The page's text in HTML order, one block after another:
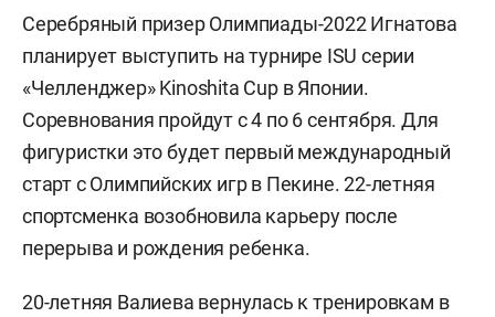
Серебряный призер Олимпиады-2022 Игнатова
планирует выступить на турнире ISU серии
«Челленджер» Kinoshita Cup в Японии.
Соревнования пройдут с 4 по 6 сентября. Для
фигуристки это будет первый международный
старт с Олимпийских игр в Пекине. 22-летняя
спортсменка возобновила карьеру после
перерыва и рождения ребенка.
20-летняя Валиева вернулась к тренировкам в